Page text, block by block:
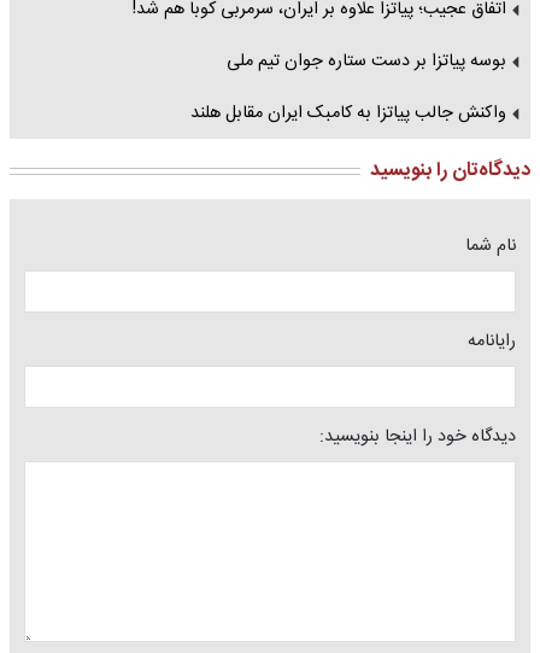
اتفاق عجیب؛ پیاتزا علاوه بر ایران، سرمربی کوبا هم شد!
بوسه پیاتزا بر دست ستاره جوان تیم ملی
واکنش جالب پیاتزا به کامبک ایران مقابل هلند
دیدگاه‌تان را بنویسید
نام شما
رایانامه
دیدگاه خود را اینجا بنویسید: